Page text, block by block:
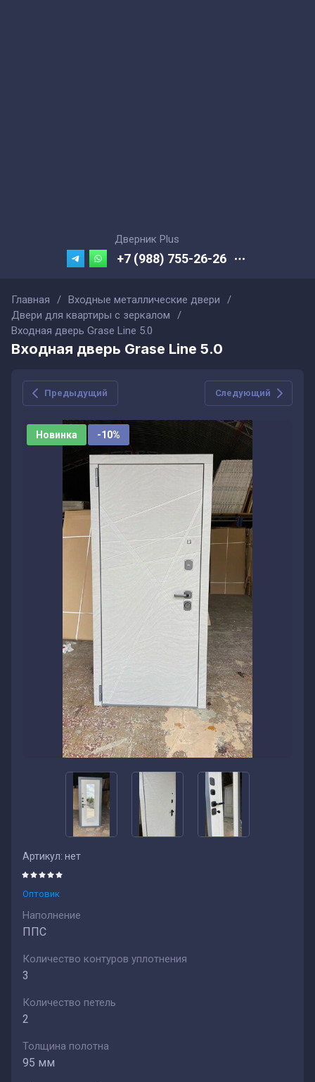
Дверник Plus
+7 (988) 755-26-26
Главная / Входные металлические двери
/
Двери для квартиры с зеркалом
/
Входная дверь Grase Line 5.0
Входная дверь Grase Line 5.0
Предыдущий Следующий
Новинка -10%
Артикул: нет
Оптовик
Наполнение
ППС
Количество контуров уплотнения
3
Количество петель
2
Толщина полотна
95 мм